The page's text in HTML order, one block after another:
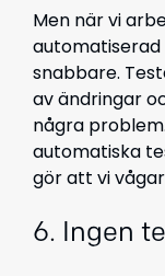
Men när vi
snabbare.
av ändringar
några
automatiska
gör att vi
6. Ingen